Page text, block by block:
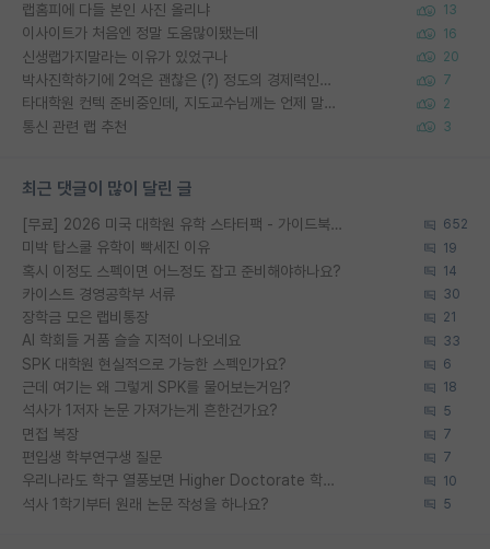
랩홈피에 다들 본인 사진 올리냐 13
이사이트가 처음엔 정말 도움많이됐는데 16
신생랩가지말라는 이유가 있었구나 20
박사진학하기에 2억은 괜찮은 (?) 정도의 경제력인가요 7
타대학원 컨텍 준비중인데, 지도교수님께는 언제 말씀드려야 할까요? 2
통신 관련 랩 추천 3
최근 댓글이 많이 달린 글
[무료] 2026 미국 대학원 유학 스타터팩 - 가이드북 & 합격자 컨택메일 템플릿 652
미박 탑스쿨 유학이 빡세진 이유 19
혹시 이정도 스펙이면 어느정도 잡고 준비해야하나요? 14
카이스트 경영공학부 서류 30
장학금 모은 랩비통장 21
AI 학회들 거품 슬슬 지적이 나오네요 33
SPK 대학원 현실적으로 가능한 스펙인가요? 6
근데 여기는 왜 그렇게 SPK를 물어보는거임? 18
석사가 1저자 논문 가져가는게 흔한건가요? 5
면접 복장 7
편입생 학부연구생 질문 7
우리나라도 학구 열풍보면 Higher Doctorate 학위가 필요하다고 봅니다. 10
석사 1학기부터 원래 논문 작성을 하나요? 5